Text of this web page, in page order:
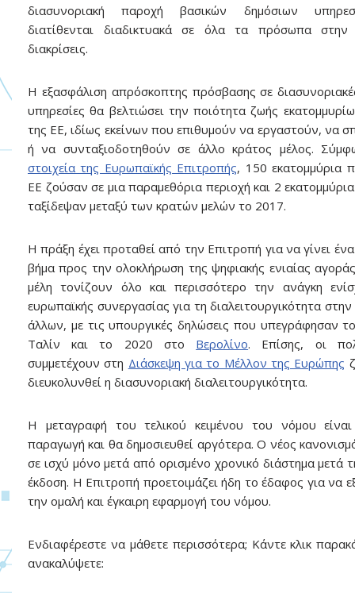
διασυνοριακή παροχή βασικών δημόσιων
διατίθενται διαδικτυακά σε όλα τα πρόσωπα
διακρίσεις.
Η εξασφάλιση απρόσκοπτης πρόσβασης σε
υπηρεσίες θα βελτιώσει την ποιότητα ζωής
της ΕΕ, ιδίως εκείνων που επιθυμούν να εργαστούν, να
ή να συνταξιοδοτηθούν σε άλλο κράτος μέλος.
στοιχεία της Ευρωπαϊκής Επιτροπής, 150 εκατομμύρια
ΕΕ ζούσαν σε μια παραμεθόρια περιοχή και 2
ταξίδεψαν μεταξύ των κρατών μελών το 2017.
Η πράξη έχει προταθεί από την Επιτροπή για να γίνει
βήμα προς την ολοκλήρωση της ψηφιακής ενιαίας
μέλη τονίζουν όλο και περισσότερο την ανάγκη
ευρωπαϊκής συνεργασίας για τη διαλειτουργικότητα
άλλων, με τις υπουργικές δηλώσεις που υπεγράφησαν
Ταλίν και το 2020 στο Βερολίνο. Επίσης, οι
συμμετέχουν στη Διάσκεψη για το Μέλλον της Ευρώπης
διευκολυνθεί η διασυνοριακή διαλειτουργικότητα.
Η μεταγραφή του τελικού κειμένου του νόμου
παραγωγή και θα δημοσιευθεί αργότερα. Ο νέος
σε ισχύ μόνο μετά από ορισμένο χρονικό διάστημα μετά
έκδοση. Η Επιτροπή προετοιμάζει ήδη το έδαφος για να
την ομαλή και έγκαιρη εφαρμογή του νόμου.
Ενδιαφέρεστε να μάθετε περισσότερα; Κάντε κλικ
ανακαλύψετε: